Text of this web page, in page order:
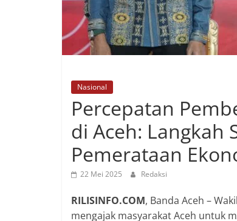
Nasional
Percepatan
di Aceh: Langkah
Pemerataan
22 Mei 2025 Redaksi
RILISINFO.COM, Banda Aceh –
mengajak masyarakat Aceh untuk